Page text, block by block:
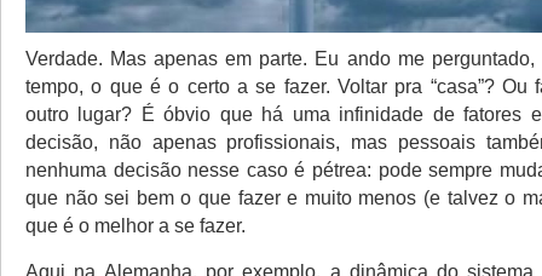
Verdade. Mas apenas em parte. Eu ando me
tempo, o que é o certo a se fazer. Voltar pra “casa”? Ou
outro lugar? É óbvio que há uma infinidade de fatores
decisão, não apenas profissionais, mas pessoais
nenhuma decisão nesse caso é pétrea: pode sempre
que não sei bem o que fazer e muito menos (e talvez o
que é o melhor a se fazer.
Aqui na Alemanha, por exemplo, a dinâmica do sistema